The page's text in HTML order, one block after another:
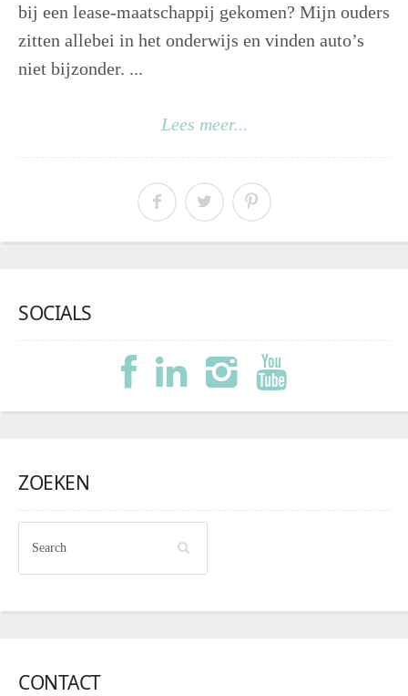
bij een lease-maatschappij gekomen? Mijn ouders
zitten allebei in het onderwijs en vinden auto’s
niet bijzonder. ...
Lees meer...
SOCIALS
ZOEKEN
CONTACT